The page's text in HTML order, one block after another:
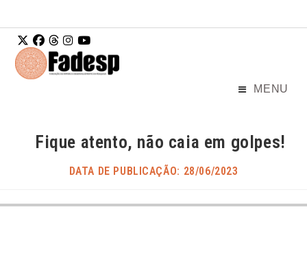
conteúdo
MENU
Fique atento, não caia em golpes!
DATA DE PUBLICAÇÃO: 28/06/2023